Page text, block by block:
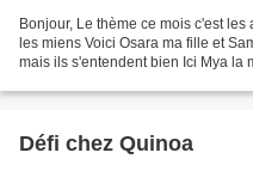
Bonjour, Le thème ce mois c'est
les miens Voici Osara ma fille et
mais ils s'entendent bien Ici Mya la
Défi chez Quinoa